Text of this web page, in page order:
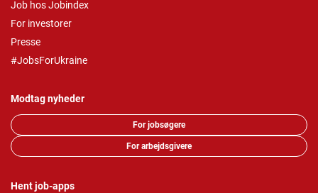
Job hos Jobindex
For investorer
Presse
#JobsForUkraine
Modtag nyheder
For jobsøgere
For arbejdsgivere
Hent job-apps